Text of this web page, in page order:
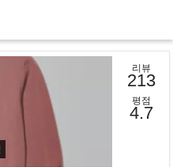
리뷰
213
평점
4.7